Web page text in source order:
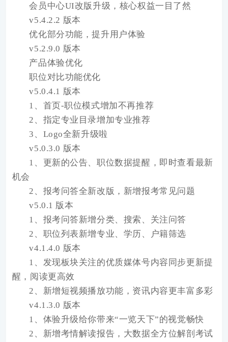
会员中心UI改版升级，核心权益一目了然
v5.4.2.2 版本
优化部分功能，提升用户体验
v5.2.9.0 版本
产品体验优化
职位对比功能优化
v5.0.4.1 版本
1、首页-职位模式增加不再推荐
2、指定专业目录增加专业推荐
3、Logo全新升级啦
v5.0.3.0 版本
1、更新的公告、职位数据提醒，即时查看最新
机会
2、报考问答全新改版，新增报考常见问题
v5.0.1 版本
1、报考问答新增分类、搜索、关注问答
2、职位列表新增专业、学历、户籍筛选
v4.1.4.0 版本
1、发现板块关注的优质媒体号内容同步更新提
醒，阅读更高效
2、新增短视频播放功能，资讯内容更丰富多彩
v4.1.3.0 版本
1、体验升级给你带来“一览天下”的视觉畅快
2、新增考情解读报告，大数据全方位解剖考试